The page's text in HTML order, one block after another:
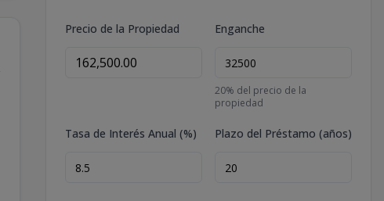
Precio de la Propiedad Enganche
20% del precio de la
propiedad
Tasa de Interés Anual (%) Plazo del Préstamo (años)